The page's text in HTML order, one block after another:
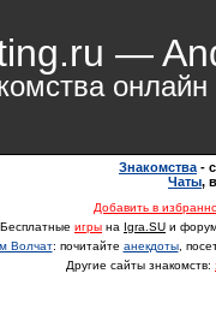
—
онлайн
Знакомства -
Чаты,
Добавить в
Бесплатные игры на Igra.SU и
Волчат: почитайте анекдоты,
Другие сайты знакомств: